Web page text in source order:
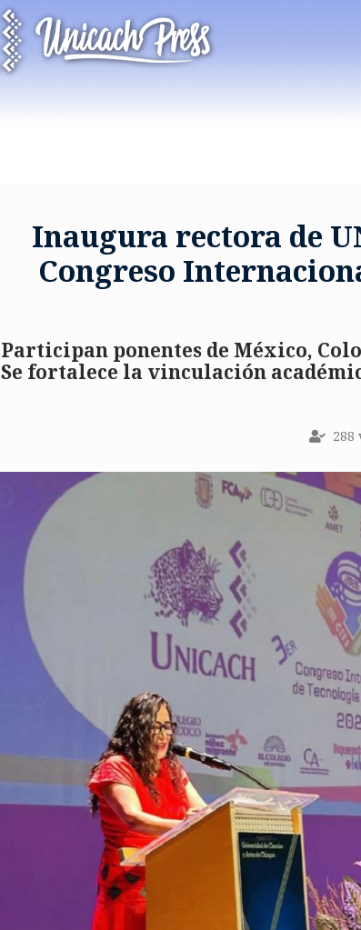
Inaugura rectora de
Congreso
Participan ponentes de México,
Se fortalece la vinculación
288